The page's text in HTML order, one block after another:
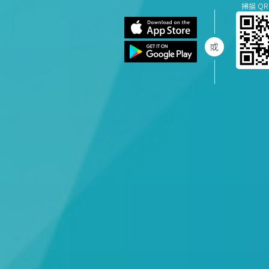
掃描